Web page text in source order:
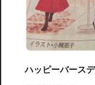
ハッピーバース